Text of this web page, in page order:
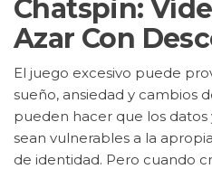
Chatspin:
Azar Con
El juego excesivo puede
sueño, ansiedad y cambios
pueden hacer que los datos
sean vulnerables a la
de identidad. Pero cuando